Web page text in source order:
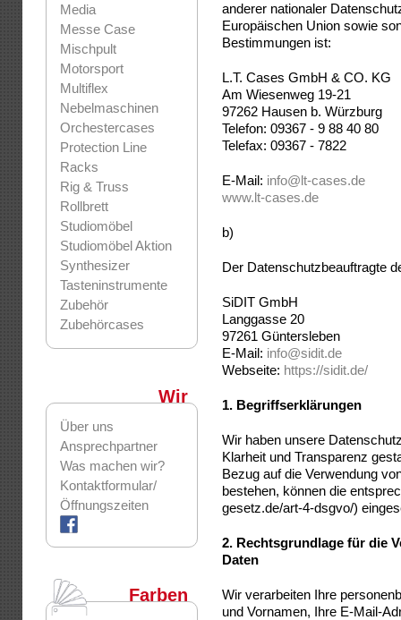
Media
Messe Case
Mischpult
Motorsport
Multiflex
Nebelmaschinen
Orchestercases
Protection Line
Racks
Rig & Truss
Rollbrett
Studiomöbel
Studiomöbel Aktion
Synthesizer
Tasteninstrumente
Zubehör
Zubehörcases
Wir
Über uns
Ansprechpartner
Was machen wir?
Kontaktformular/
Öffnungszeiten
Farben
anderer nationaler
Europäischen Union sowie
Bestimmungen ist:
L.T. Cases GmbH & CO. KG
Am Wiesenweg 19-21
97262 Hausen b. Würzburg
Telefon: 09367 - 9 88 40 80
Telefax: 09367 - 7822
E-Mail: info@lt-cases.de
www.lt-cases.de
b)
Der Datenschutzbeauftragte
SiDIT GmbH
Langgasse 20
97261 Güntersleben
E-Mail: info@sidit.de
Webseite: https://sidit.de/
1. Begriffserklärungen
Wir haben unsere
Klarheit und Transparenz
Bezug auf die Verwendung
bestehen, können die
gesetz.de/art-4-dsgvo/)
2. Rechtsgrundlage für die
Daten
Wir verarbeiten Ihre
und Vornamen, Ihre E-Mail-